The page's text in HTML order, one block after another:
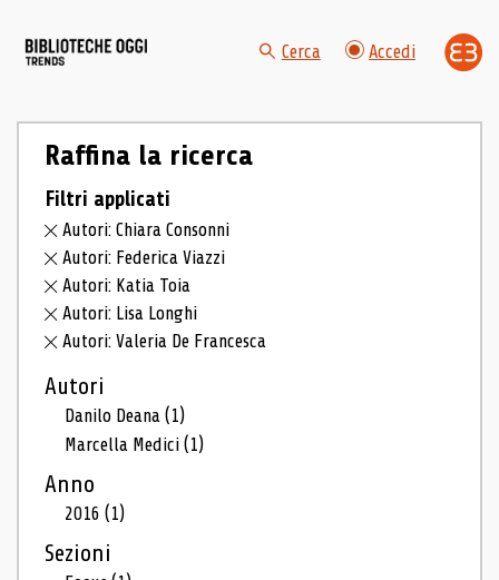
Cerca Accedi
Raffina la ricerca
Filtri applicati
Autori: Chiara Consonni
Autori: Federica Viazzi
Autori: Katia Toia
Autori: Lisa Longhi
Autori: Valeria De Francesca
Autori
Danilo Deana(1)
Marcella Medici(1)
Anno
2016(1)
Sezioni